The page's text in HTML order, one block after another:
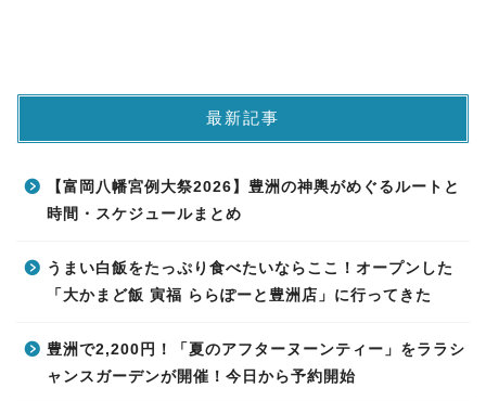
最新記事
【富岡八幡宮例大祭2026】豊洲の神輿がめぐるルートと
時間・スケジュールまとめ
うまい白飯をたっぷり食べたいならここ！オープンした
「大かまど飯 寅福 ららぽーと豊洲店」に行ってきた
豊洲で2,200円！「夏のアフターヌーンティー」をララシ
ャンスガーデンが開催！今日から予約開始